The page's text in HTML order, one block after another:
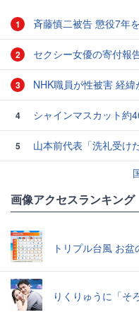
1 斉藤慎二被告 懲役7年
2 セクシー女優の寄付報
3 NHK職員が性被害 経緯
4 シャインマスカット約
5
山本前代表「洗礼受け
画像アクセスランキング
トリプル台風 お盆
りくりゅうに「そ